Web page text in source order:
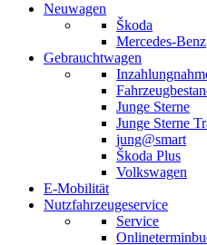
Neuwagen
Škoda
Mercedes-Benz
Gebrauchtwagen
Junge Sterne
Junge Sterne
jung@smart
Škoda Plus
Volkswagen
E-Mobilität
Nutzfahrzeugeservice
Service